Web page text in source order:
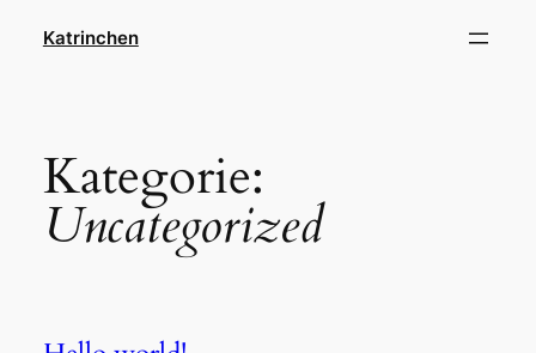
Katrinchen
Kategorie:
Uncategorized